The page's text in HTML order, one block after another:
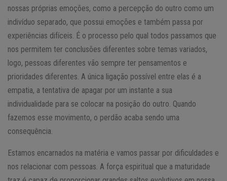
nossas próprias emoções, como a percepção do outro como um
indivíduo separado, que possui emoções e também passa por
experiências difíceis. É o processo pelo qual todos passamos que
nos permitem ter conclusões diferentes sobre temas variados,
logo, pessoas diferentes vão sempre ter pensamentos e
prioridades diferentes. A única ligação possível entre elas é a
empatia, a tentativa de apagar por um instante a sua
individualidade para se colocar na posição do outro. Quando
fazemos esse movimento, o perdão acaba sendo uma
consequência.
Estamos encarnados na matéria e vamos passar por dificuldades e
nos relacionar com pessoas. A força espiritual que a maturidade